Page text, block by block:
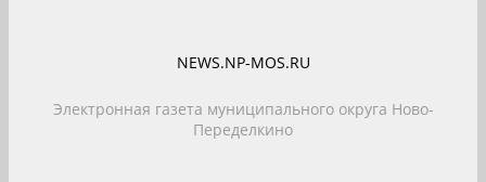
NEWS.NP-MOS.RU
Электронная газета муниципального округа Ново-
Переделкино